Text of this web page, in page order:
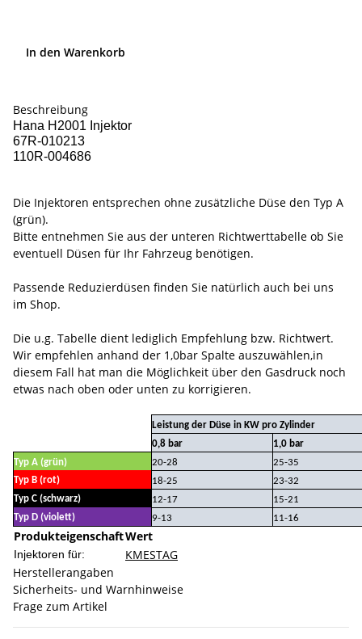
In den Warenkorb
Beschreibung
Hana H2001 Injektor
67R-010213
110R-004686
Die Injektoren entsprechen ohne zusätzliche Düse den Typ A
(grün).
Bitte entnehmen Sie aus der unteren Richtwerttabelle ob Sie
eventuell Düsen für Ihr Fahrzeug benötigen.
Passende Reduzierdüsen finden Sie natürlich auch bei uns
im Shop.
Die u.g. Tabelle dient lediglich Empfehlung bzw. Richtwert.
Wir empfehlen anhand der 1,0bar Spalte auszuwählen,in
diesem Fall hat man die Möglichkeit über den Gasdruck noch
etwas nach oben oder unten zu korrigieren.
Leistung der Düse in KW pro Zylinder
0,8 bar
1,0 bar
Typ A (grün)
20-28
25-35
Typ B (rot)
18-25
23-32
Typ C (schwarz)
12-17
15-21
Typ D (violett)
9-13 11-16
ProdukteigenschaftWert
Injektoren für: KMESTAG
Herstellerangaben
Sicherheits- und Warnhinweise
Frage zum Artikel